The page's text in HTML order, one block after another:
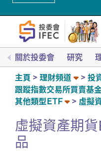
關於投委會 研究
主頁 理財頻道 投
跟蹤指數交易所買賣基
其他類型ETF
虛擬
虛擬資產期
品